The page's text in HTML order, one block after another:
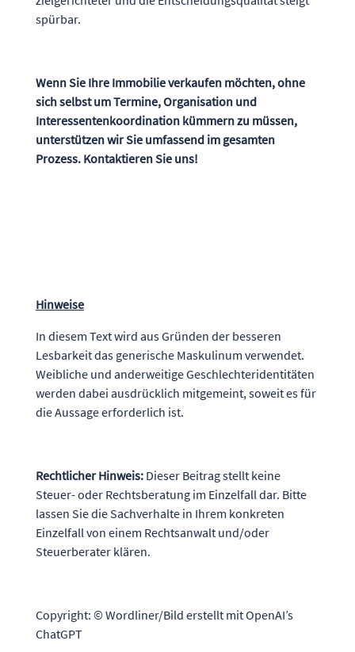
spürbar.
Wenn Sie Ihre Immobilie verkaufen möchten, ohne
sich selbst um Termine, Organisation und
Interessentenkoordination kümmern zu müssen,
unterstützen wir Sie umfassend im gesamten
Prozess. Kontaktieren Sie uns!
Hinweise
In diesem Text wird aus Gründen der besseren
Lesbarkeit das generische Maskulinum verwendet.
Weibliche und anderweitige Geschlechteridentitäten
werden dabei ausdrücklich mitgemeint, soweit es für
die Aussage erforderlich ist.
Rechtlicher Hinweis:Dieser Beitrag stellt keine
Steuer- oder Rechtsberatung im Einzelfall dar. Bitte
lassen Sie die Sachverhalte in Ihrem konkreten
Einzelfall von einem Rechtsanwalt und/oder
Steuerberater klären.
Copyright: © Wordliner/Bild erstellt mit OpenAI’s
ChatGPT